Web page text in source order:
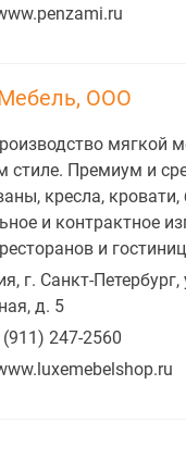
ООО
мягкой
стиле. Премиум и
кресла, кровати,
и контрактное
и
г. Санкт-Петербург,
д. 5
247-2560